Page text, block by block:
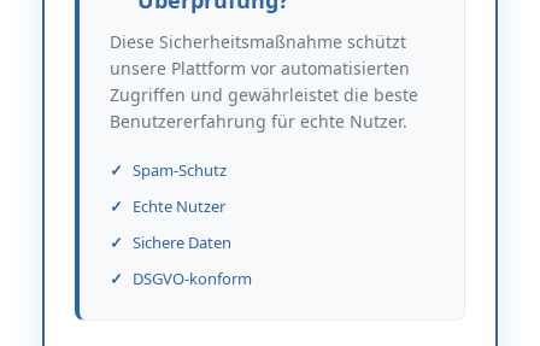
Diese Sicherheitsmaßnahme schützt
unsere Plattform vor automatisierten
Zugriffen und gewährleistet die beste
Benutzererfahrung für echte Nutzer.
Spam-Schutz
Echte Nutzer
Sichere Daten
DSGVO-konform